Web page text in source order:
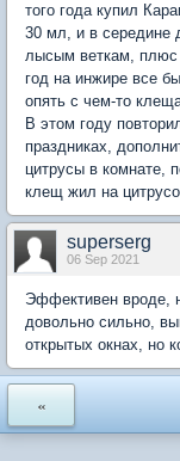
того года купил
30 мл, и в середине
лысым веткам, плюс
год на инжире все
опять с чем-то
В этом году
праздниках,
цитрусы в комнате,
клещ жил на
superserg
06 Sep 2021
Эффективен вроде,
довольно сильно,
открытых окнах, но
«